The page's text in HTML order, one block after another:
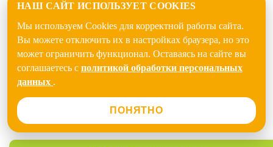
НАШ САЙТ ИСПОЛЬЗУЕТ COOKIES
Мы используем Cookies для корректной работы сайта.
Вы можете отключить их в настройках браузера, но это
может ограничить функционал. Оставаясь на сайте вы
соглашаетесь с политикой обработки персональных
данных .
ПОНЯТНО